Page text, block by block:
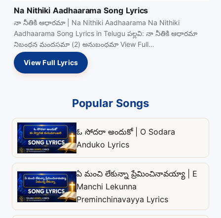
Na Nithiki Aadhaarama Song Lyrics
నా నీతికి ఆధారమా | Na Nithiki Aadhaarama Na Nithiki
Aadhaarama Song Lyrics in Telugu పల్లవి: నా నీతికి ఆధారమా
నిబంధన మందసమా (2) అనుబంధమా View Full…
View Full Lyrics
Popular Songs
ఓ సోదరా అందుకో | O Sodara
Anduko Lyrics
ఏ మంచి లేకున్నా ప్రేమించినావయ్యా | E
Manchi Lekunna
Preminchinavayya Lyrics